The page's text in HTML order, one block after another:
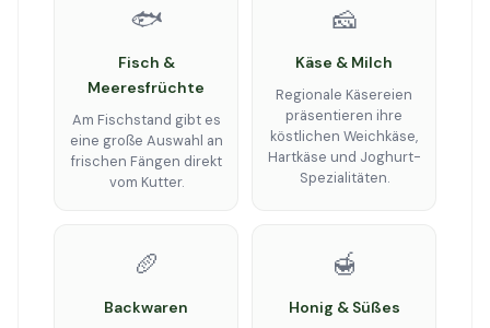
🐟
Fisch &
Meeresfrüchte
Am Fischstand gibt es
eine große Auswahl an
frischen Fängen direkt
vom Kutter.
🧀
Käse & Milch
Regionale Käsereien
präsentieren ihre
köstlichen Weichkäse,
Hartkäse und Joghurt-
Spezialitäten.
🥖
Backwaren
🍯
Honig & Süßes